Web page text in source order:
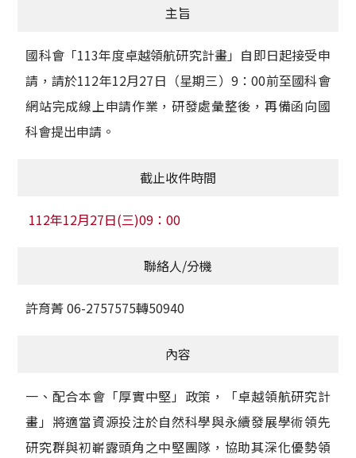
學術榮譽
其他
主旨
國科會「113年度卓越領航研究計畫」自即日起接受申
請，請於112年12月27日（星期三）9：00前至國科會
網站完成線上申請作業，研發處彙整後，再備函向國
科會提出申請。
截止收件時間
112年12月27日(三)09：00
聯絡人/分機
許育菁 06-2757575轉50940
內容
一、配合本會「厚實中堅」政策，「卓越領航研究計
畫」將適當資源投注於自然科學與永續發展學術領先
研究群與初嶄露頭角之中堅團隊，協助其深化優勢領